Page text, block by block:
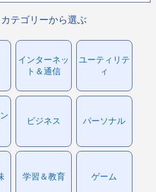
カテゴリーから選ぶ
インターネッ
ト＆通信
ユーティリテ
ィ
ビジネス パーソナル
学習＆教育 ゲーム